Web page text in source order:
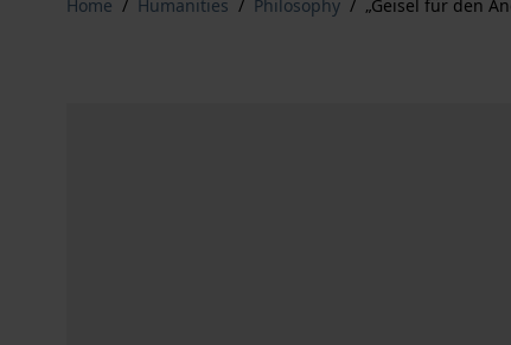
Home / Humanities / Philosophy / „Geisel für den